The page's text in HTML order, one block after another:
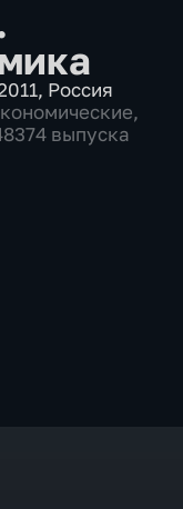
, Россия
,
выпуска